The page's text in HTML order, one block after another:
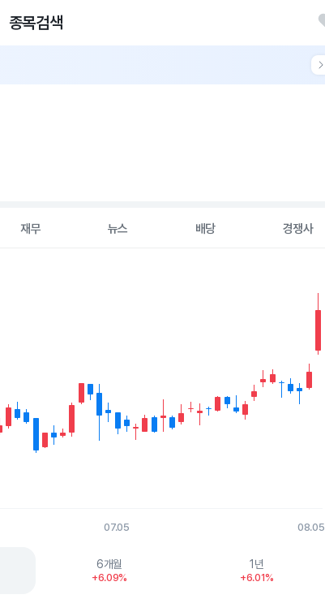
종목검색
스 12%로 상향
재무 뉴스 배당 경쟁사
from 2026-05-06 00:00:00 to 2026-08-05 00:00:00.
07.05 08.05
6개월
+6.09%
1년
+6.01%